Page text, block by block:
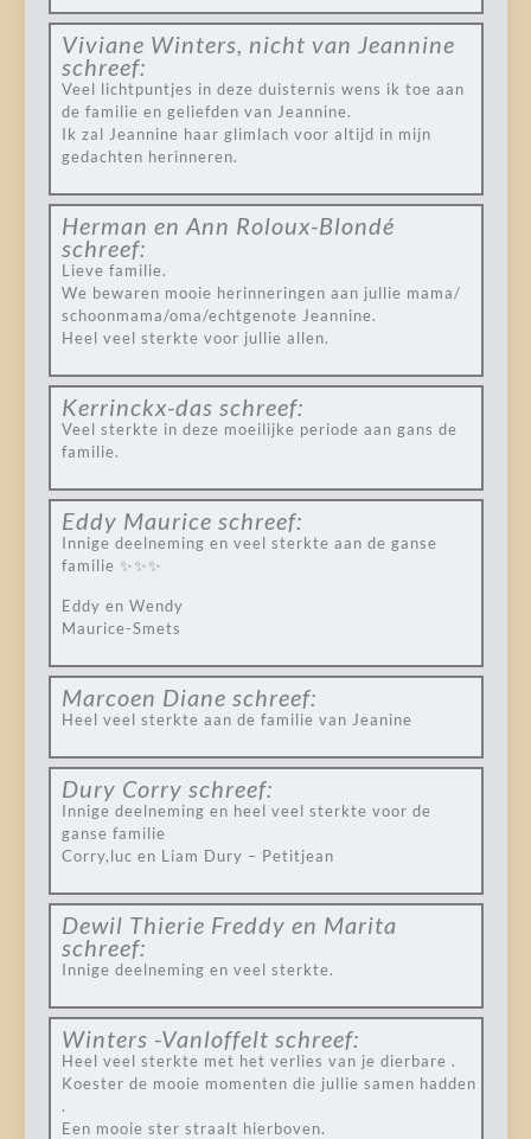
Viviane Winters, nicht van Jeannine
schreef:
Veel lichtpuntjes in deze duisternis wens ik toe aan
de familie en geliefden van Jeannine.
Ik zal Jeannine haar glimlach voor altijd in mijn
gedachten herinneren.
Herman en Ann Roloux-Blondé
schreef:
Lieve familie.
We bewaren mooie herinneringen aan jullie mama/
schoonmama/oma/echtgenote Jeannine.
Heel veel sterkte voor jullie allen.
Kerrinckx-das schreef:
Veel sterkte in deze moeilijke periode aan gans de
familie.
Eddy Maurice schreef:
Innige deelneming en veel sterkte aan de ganse
familie ✨✨✨
Eddy en Wendy
Maurice-Smets
Marcoen Diane schreef:
Heel veel sterkte aan de familie van Jeanine
Dury Corry schreef:
Innige deelneming en heel veel sterkte voor de
ganse familie
Corry,luc en Liam Dury – Petitjean
Dewil Thierie Freddy en Marita
schreef:
Innige deelneming en veel sterkte.
Winters -Vanloffelt schreef:
Heel veel sterkte met het verlies van je dierbare .
Koester de mooie momenten die jullie samen hadden
.
Een mooie ster straalt hierboven.